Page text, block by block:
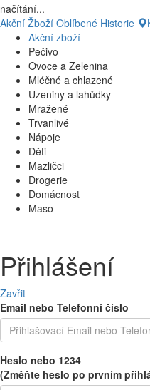
načítání...
Akční Žboží Oblíbené Historie
Akční zboží
Pečivo
Ovoce a Zelenina
Mléčné a chlazené
Uzeniny a lahůdky
Mražené
Trvanlivé
Nápoje
Děti
Mazličci
Drogerie
Domácnost
Maso
Přihlášení
Zavřit
Email nebo Telefonní číslo
Heslo nebo 1234
(Změňte heslo po prvním